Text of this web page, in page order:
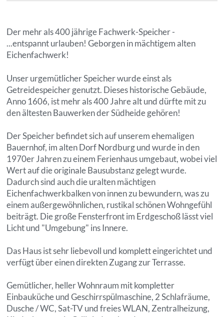
Der mehr als 400 jährige Fachwerk-Speicher -
...entspannt urlauben! Geborgen in mächtigem alten
Eichenfachwerk!
Unser urgemütlicher Speicher wurde einst als
Getreidespeicher genutzt. Dieses historische Gebäude,
Anno 1606, ist mehr als 400 Jahre alt und dürfte mit zu
den ältesten Bauwerken der Südheide gehören!
Der Speicher befindet sich auf unserem ehemaligen
Bauernhof, im alten Dorf Nordburg und wurde in den
1970er Jahren zu einem Ferienhaus umgebaut, wobei viel
Wert auf die originale Bausubstanz gelegt wurde.
Dadurch sind auch die uralten mächtigen
Eichenfachwerkbalken von innen zu bewundern, was zu
einem außergewöhnlichen, rustikal schönen Wohngefühl
beiträgt. Die große Fensterfront im Erdgeschoß lässt viel
Licht und "Umgebung" ins Innere.
Das Haus ist sehr liebevoll und komplett eingerichtet und
verfügt über einen direkten Zugang zur Terrasse.
Gemütlicher, heller Wohnraum mit kompletter
Einbauküche und Geschirrspülmaschine, 2 Schlafräume,
Dusche / WC, Sat-TV und freies WLAN, Zentralheizung,